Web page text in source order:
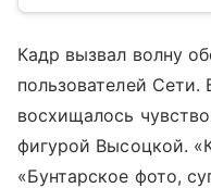
Кадр вызвал волну
пользователей
восхищалось
фигурой Высоцкой.
«Бунтарское фото,